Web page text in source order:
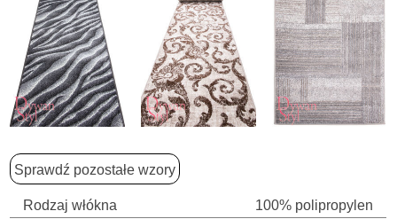
Sprawdź pozostałe wzory
Rodzaj włókna
100% polipropylen